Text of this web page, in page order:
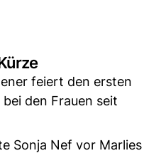
feiert den ersten
den Frauen seit
Sonja Nef vor Marlies